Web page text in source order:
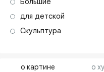
о картине о
для детской
Скульптура